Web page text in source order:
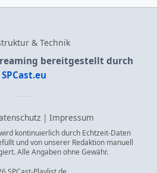
& Technik
bereitgestellt durch
SPCast.eu
| Impressum
kontinuierlich durch Echtzeit-Daten
und von unserer Redaktion manuell
Alle Angaben ohne Gewähr.